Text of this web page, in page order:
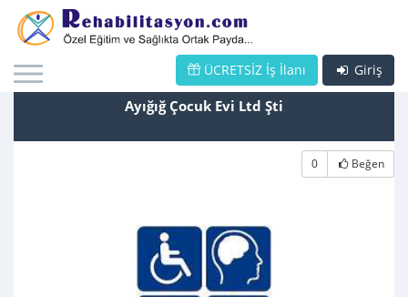
Giriş
ÜCRETSİZ İş İlanı
Ayığığ Çocuk Evi Ltd Şti
0 Beğen